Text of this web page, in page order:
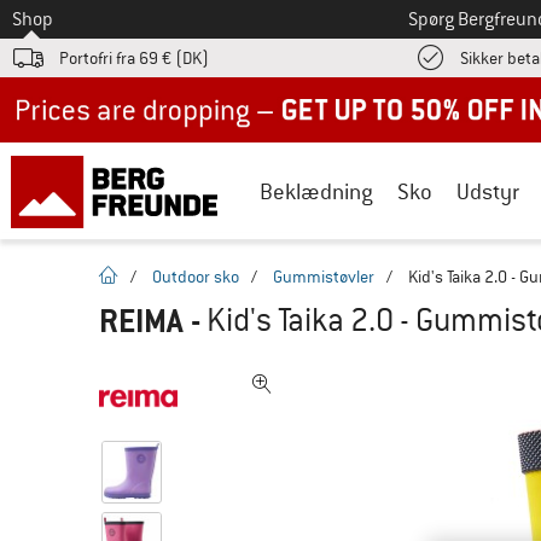
Til
Shop Spørg
Portofri fra 69 € (DK) Sikker
Beklædning Sko Udstyr
Hjemmeside
/ Outdoor sko / Gummistøvler / Kid's Taika 2.0 -
REIMA - Kid's Taika 2.0 -